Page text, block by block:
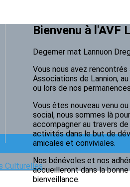
Bienvenu à l'AVF
Degemer mat Lannuon
Vous nous avez rencontrés
Associations de Lannion,
ou lors de nos
Vous êtes nouveau venu
social, nous sommes là
accompagner au travers
activités dans le but de
amicales et conviviales.
Nos bénévoles et nos
accueilleront dans la
bienveillance.
Culturelles